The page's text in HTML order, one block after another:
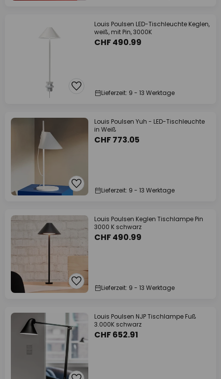
Louis Poulsen LED-Tischleuchte Keglen,
weiß, mit Pin, 3000K
CHF 490.99
Lieferzeit: 9 - 13 Werktage
Louis Poulsen Yuh - LED-Tischleuchte
in Weiß
CHF 773.05
Lieferzeit: 9 - 13 Werktage
Louis Poulsen Keglen Tischlampe Pin
3000 K schwarz
CHF 490.99
Lieferzeit: 9 - 13 Werktage
Louis Poulsen NJP Tischlampe Fuß
3.000K schwarz
CHF 652.91